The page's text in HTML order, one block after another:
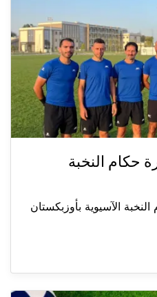
حكام النخبة
الآسيوية بأوزبكستان